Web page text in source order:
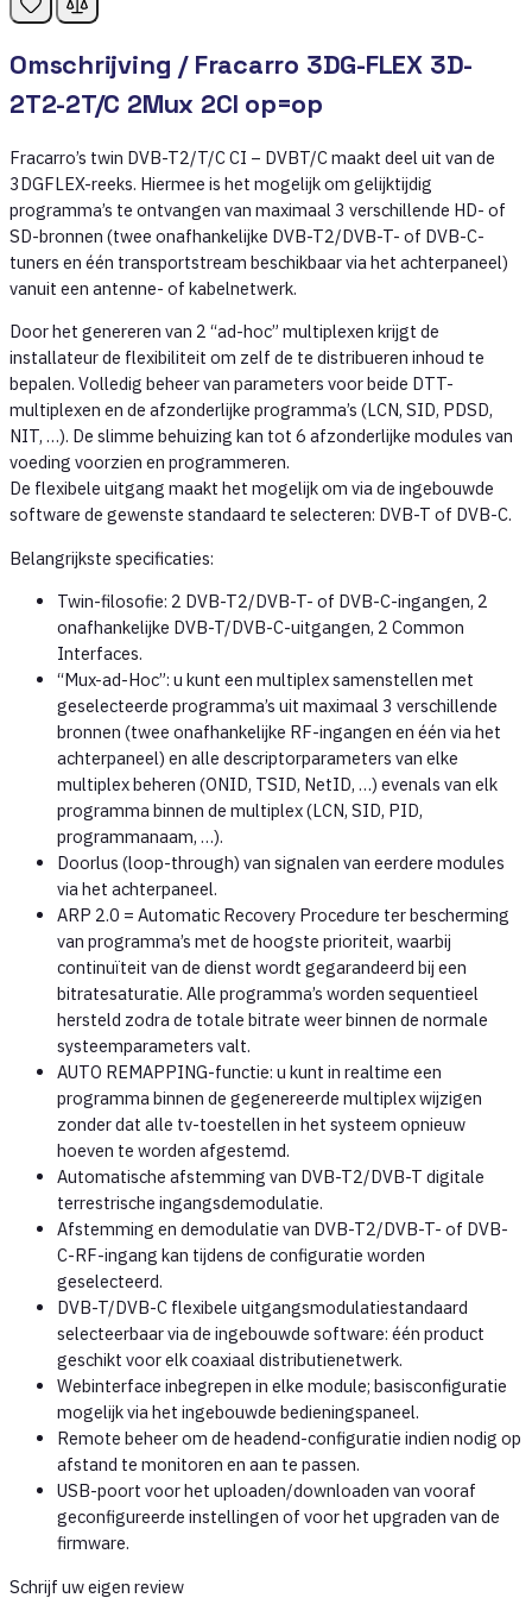
Omschrijving / Fracarro 3DG-FLEX 3D-
2T2-2T/C 2Mux 2CI op=op
Fracarro’s twin DVB-T2/T/C CI – DVBT/C maakt deel uit van de
3DGFLEX-reeks. Hiermee is het mogelijk om gelijktijdig
programma’s te ontvangen van maximaal 3 verschillende HD- of
SD-bronnen (twee onafhankelijke DVB-T2/DVB-T- of DVB-C-
tuners en één transportstream beschikbaar via het achterpaneel)
vanuit een antenne- of kabelnetwerk.
Door het genereren van 2 “ad-hoc” multiplexen krijgt de
installateur de flexibiliteit om zelf de te distribueren inhoud te
bepalen. Volledig beheer van parameters voor beide DTT-
multiplexen en de afzonderlijke programma’s (LCN, SID, PDSD,
NIT, …). De slimme behuizing kan tot 6 afzonderlijke modules van
voeding voorzien en programmeren.
De flexibele uitgang maakt het mogelijk om via de ingebouwde
software de gewenste standaard te selecteren: DVB-T of DVB-C.
Belangrijkste specificaties:
Twin-filosofie: 2 DVB-T2/DVB-T- of DVB-C-ingangen, 2
onafhankelijke DVB-T/DVB-C-uitgangen, 2 Common
Interfaces.
“Mux-ad-Hoc”: u kunt een multiplex samenstellen met
geselecteerde programma’s uit maximaal 3 verschillende
bronnen (twee onafhankelijke RF-ingangen en één via het
achterpaneel) en alle descriptorparameters van elke
multiplex beheren (ONID, TSID, NetID, …) evenals van elk
programma binnen de multiplex (LCN, SID, PID,
programmanaam, …).
Doorlus (loop-through) van signalen van eerdere modules
via het achterpaneel.
ARP 2.0 = Automatic Recovery Procedure ter bescherming
van programma’s met de hoogste prioriteit, waarbij
continuïteit van de dienst wordt gegarandeerd bij een
bitratesaturatie. Alle programma’s worden sequentieel
hersteld zodra de totale bitrate weer binnen de normale
systeemparameters valt.
AUTO REMAPPING-functie: u kunt in realtime een
programma binnen de gegenereerde multiplex wijzigen
zonder dat alle tv-toestellen in het systeem opnieuw
hoeven te worden afgestemd.
Automatische afstemming van DVB-T2/DVB-T digitale
terrestrische ingangsdemodulatie.
Afstemming en demodulatie van DVB-T2/DVB-T- of DVB-
C-RF-ingang kan tijdens de configuratie worden
geselecteerd.
DVB-T/DVB-C flexibele uitgangsmodulatiestandaard
selecteerbaar via de ingebouwde software: één product
geschikt voor elk coaxiaal distributienetwerk.
Webinterface inbegrepen in elke module; basisconfiguratie
mogelijk via het ingebouwde bedieningspaneel.
Remote beheer om de headend-configuratie indien nodig op
afstand te monitoren en aan te passen.
USB-poort voor het uploaden/downloaden van vooraf
geconfigureerde instellingen of voor het upgraden van de
firmware.
Schrijf uw eigen review